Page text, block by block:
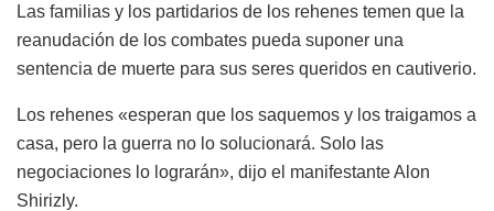
Las familias y los partidarios de los rehenes temen que la
reanudación de los combates pueda suponer una
sentencia de muerte para sus seres queridos en cautiverio.
Los rehenes «esperan que los saquemos y los traigamos a
casa, pero la guerra no lo solucionará. Solo las
negociaciones lo lograrán», dijo el manifestante Alon
Shirizly.